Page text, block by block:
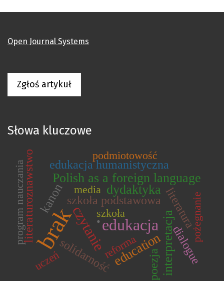
Open Journal Systems
Zgłoś artykuł
Słowa kluczowe
brak .edukacja
czytanie
dydaktyka
interpretacja
education
Polish as a foreign language
kanon literatura
szkoła podstawowa
solidarność
literaturoznawstwo
dialogue
edukacja humanistyczna
poezja
pożegnanie
program nauczania
reforma
podmiotowość
uczeń
szkoła
media